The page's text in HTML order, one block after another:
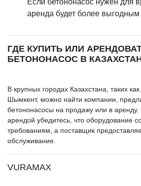
Если бетононасос нужен для
аренда будет более
ГДЕ КУПИТЬ ИЛИ
БЕТОНОНАСОС В
В крупных городах Казахстана, таких
Шымкент, можно найти компании,
бетононасосы на продажу или в
арендой убедитесь, что оборудование
требованиям, а поставщик
обслуживание.
VURAMAX